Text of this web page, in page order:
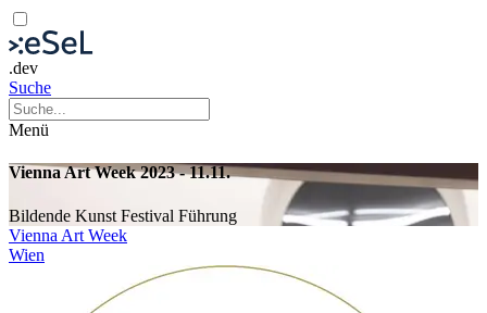
.dev
Suche
Menü
Vienna Art Week 2023 - 11.11.
Bildende Kunst Festival Führung
Vienna Art Week
Wien